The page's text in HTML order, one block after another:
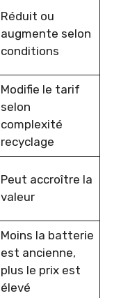
Réduit ou
augmente selon
conditions
Modifie le tarif
selon
complexité
recyclage
Peut accroître la
valeur
Moins la batterie
est ancienne,
plus le prix est
élevé